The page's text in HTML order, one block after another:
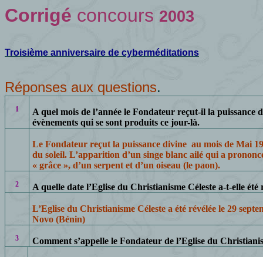
Corrigé concours 2003
Troisième anniversaire de cyberméditations
Réponses aux questions.
1
A quel mois de l’année le Fondateur reçut-il la puissance
évènements qui se sont produits ce jour-là.
Le Fondateur reçut la puissance divine au mois de Mai
du soleil. L’apparition d’un singe blanc ailé qui a
« grâce », d’un serpent et d’un oiseau (le paon).
2 A quelle date l’Eglise du Christianisme Céleste a-t-elle été
L’Eglise du Christianisme Céleste a été révélée le 29
Novo (Bénin)
3 Comment s’appelle le Fondateur de l’Eglise du